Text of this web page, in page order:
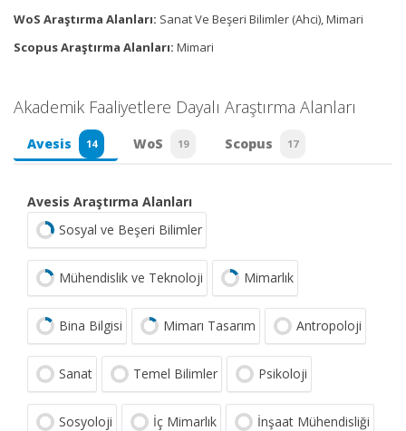
WoS Araştırma Alanları: Sanat Ve Beşeri Bilimler (Ahci), Mimari
Scopus Araştırma Alanları: Mimari
Akademik Faaliyetlere Dayalı Araştırma Alanları
Avesis 14 WoS 19 Scopus 17
Avesis Araştırma Alanları
Sosyal ve Beşeri Bilimler
Mühendislik ve Teknoloji Mimarlık
Bina Bilgisi Mimarı Tasarım Antropoloji
Sanat Temel Bilimler Psikoloji
Sosyoloji İç Mimarlık İnşaat Mühendisliği